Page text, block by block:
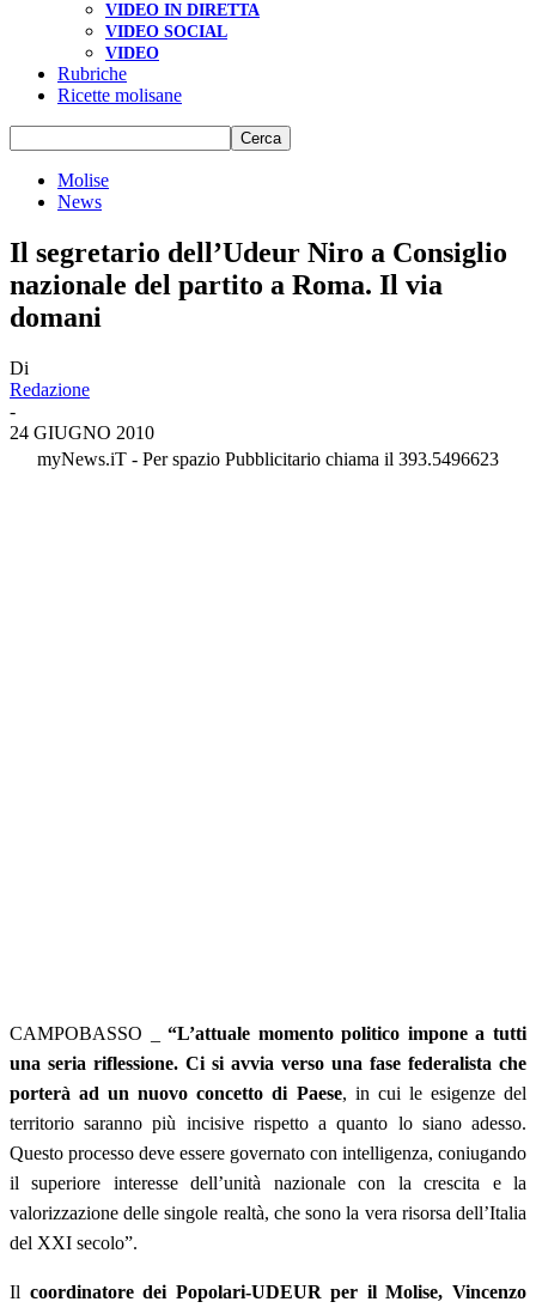
VIDEO IN DIRETTA
VIDEO SOCIAL
VIDEO
Rubriche
Ricette molisane
Molise
News
Il segretario dell’Udeur Niro a Consiglio
nazionale del partito a Roma. Il via
domani
Di
Redazione
-
24 GIUGNO 2010
myNews.iT - Per spazio Pubblicitario chiama il 393.5496623
CAMPOBASSO _“L’attuale momento politico impone a tutti
una seria riflessione. Ci si avvia verso una fase federalista che
porterà ad un nuovo concetto di Paese, in cui le esigenze del
territorio saranno più incisive rispetto a quanto lo siano adesso.
Questo processo deve essere governato con intelligenza, coniugando
il superiore interesse dell’unità nazionale con la crescita e la
valorizzazione delle singole realtà, che sono la vera risorsa dell’Italia
del XXI secolo”.
Il coordinatore dei Popolari-UDEUR per il Molise, Vincenzo